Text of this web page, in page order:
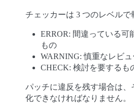
チェッカーは 3 つのレベルで
ERROR: 間違っている可
もの
WARNING: 慎重なレビ
CHECK: 検討を要するも
パッチに違反を残す場合は、
化できなければなりません。